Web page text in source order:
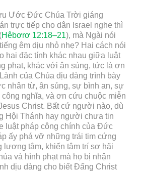
Ước Đức Chúa Trời giáng
trực tiếp cho dân Israel nghe thì
Hêbơrơ 12:18–21), mà Ngài nói
êm dịu nhỏ nhẹ? Hai cách nói
hai đặc tính khác nhau giữa luật
phạt, khác với ân sủng, tức là ơn
của Chúa dịu dàng trình bày
nhân từ, ân sủng, sự bình an, sự
nghĩa, và ơn cứu chuộc miễn
Christ. Bất cứ người nào, dù
Hội Thánh hay người chưa tin
luật pháp công chính của Đức
ấy phá vỡ những trái tim cứng
lương tâm, khiến tâm trí sợ hãi
và hình phạt mà họ bị nhận
dịu dàng cho biết Đấng Christ